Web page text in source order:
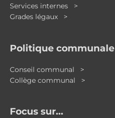
Services internes >
Grades légaux >
Politique communale
Conseil communal >
Collège communal >
Focus sur…